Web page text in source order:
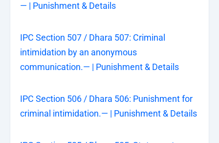
— | Punishment & Details
IPC Section 507 / Dhara 507: Criminal
intimidation by an anonymous
communication.— | Punishment & Details
IPC Section 506 / Dhara 506: Punishment for
criminal intimidation.— | Punishment & Details